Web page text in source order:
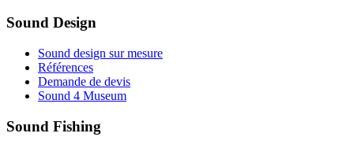
Sound Design
Sound design sur mesure
Références
Demande de devis
Sound 4 Museum
Sound Fishing